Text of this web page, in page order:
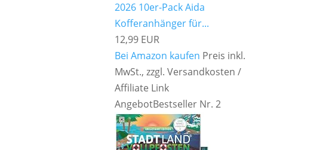
2026 10er-Pack Aida
Kofferanhänger für...
12,99 EUR
Bei Amazon kaufen Preis inkl.
MwSt., zzgl. Versandkosten /
Affiliate Link
AngebotBestseller Nr. 2